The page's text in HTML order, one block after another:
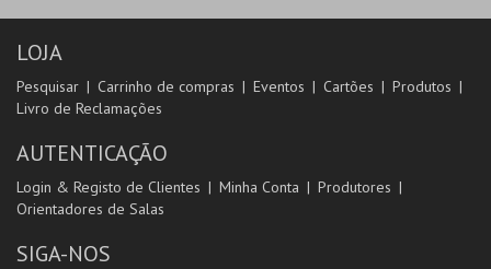
LOJA
Pesquisar Carrinho de compras Eventos Cartões
Produtos
Livro de Reclamações
AUTENTICAÇÃO
Login & Registo de Clientes Minha Conta
Produtores
Orientadores de Salas
SIGA-NOS